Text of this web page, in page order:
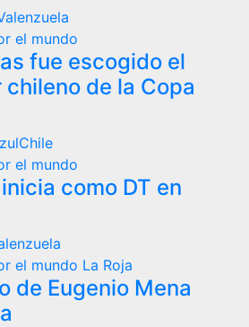
el mundo
fue escogido el
de la Copa
el mundo
como DT en
el mundo La Roja
de Eugenio Mena